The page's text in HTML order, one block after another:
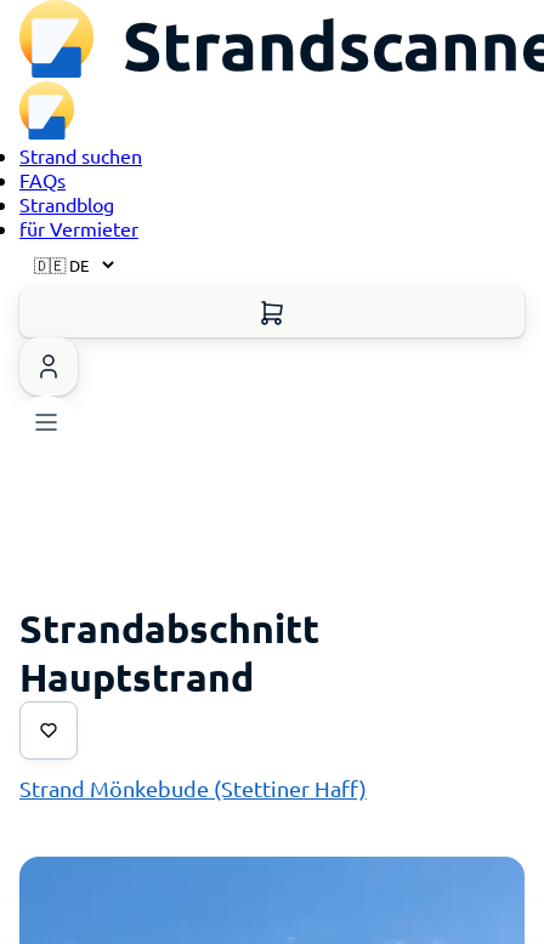
Strand suchen
FAQs
Strandblog
für Vermieter
Strandabschnitt
Hauptstrand
Strand Mönkebude (Stettiner Haff)